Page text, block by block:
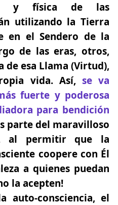
y física de las
utilizando la Tierra
en el Sendero de la
de las eras, otros,
de esa Llama (Virtud),
vida. Así, se va
fuerte y poderosa
para bendición
parte del maravilloso
al permitir que la
coopere con Él
a quienes puedan
la acepten!
auto-consciencia, el